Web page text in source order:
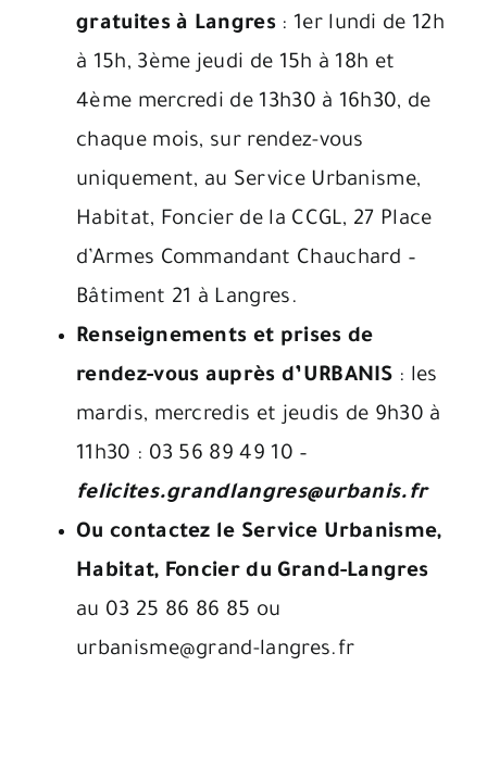
gratuites à Langres : 1er lundi de 12h
à 15h, 3ème jeudi de 15h à 18h et
4ème mercredi de 13h30 à 16h30, de
chaque mois, sur rendez-vous
uniquement, au Service Urbanisme,
Habitat, Foncier de la CCGL, 27 Place
d’Armes Commandant Chauchard –
Bâtiment 21 à Langres.
Renseignements et prises de
rendez-vous auprès d’URBANIS : les
mardis, mercredis et jeudis de 9h30 à
11h30 : 03 56 89 49 10 –
felicites.grandlangres@urbanis.fr
Ou contactez le Service Urbanisme,
Habitat, Foncier du Grand-Langres
au 03 25 86 86 85 ou
urbanisme@grand-langres.fr